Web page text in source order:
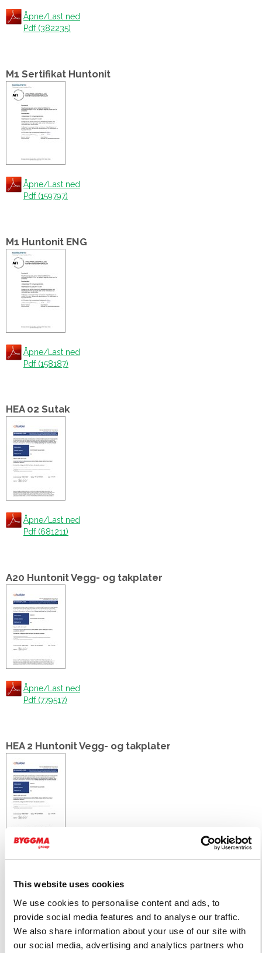
This website uses cookies
We use cookies to personalise content and ads, to
provide social media features and to analyse our traffic.
We also share information about your use of our site with
our social media, advertising and analytics partners who
Åpne/Last ned
Pdf (382235)
M1 Sertifikat Huntonit
Åpne/Last ned
Pdf (159797)
M1 Huntonit ENG
Åpne/Last ned
Pdf (158187)
HEA 02 Sutak
Åpne/Last ned
Pdf (681211)
A20 Huntonit Vegg- og takplater
Åpne/Last ned
Pdf (779517)
HEA 2 Huntonit Vegg- og takplater
BREEAM NOR v6.0 Egendeklarasjon HEA 02
HUNTONIT UMALTE VEGG- OG TAKPLATER